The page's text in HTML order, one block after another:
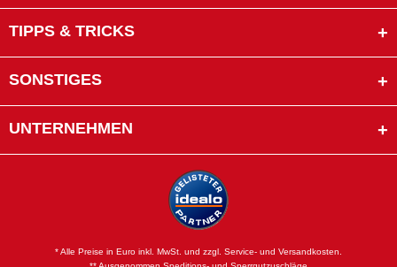
TIPPS & TRICKS
SONSTIGES
UNTERNEHMEN
* Alle Preise in Euro inkl. MwSt. und zzgl. Service- und Versandkosten.